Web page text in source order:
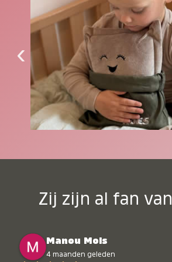
‹
Zij zijn al fan van
Manou Mols
4 maanden geleden